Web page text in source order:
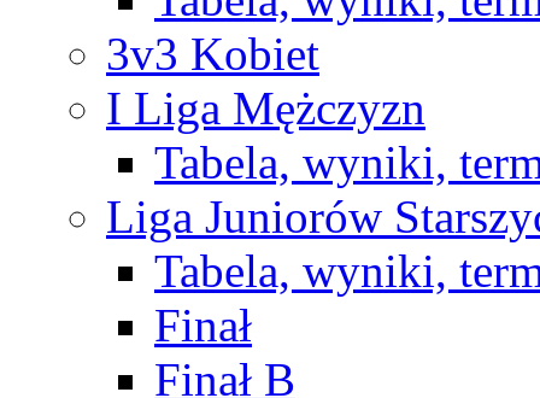
3v3 Kobiet
I Liga Mężczyzn
Tabela, wyniki,
Liga Juniorów
Tabela, wyniki,
Finał
Finał B